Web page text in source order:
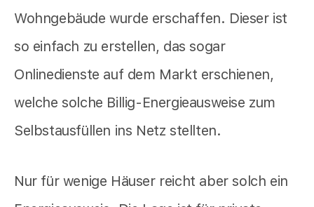
Wohngebäude wurde erschaffen. Dieser ist
so einfach zu erstellen, das sogar
Onlinedienste auf dem Markt erschienen,
welche solche Billig-Energieausweise zum
Selbstausfüllen ins Netz stellten.
Nur für wenige Häuser reicht aber solch ein